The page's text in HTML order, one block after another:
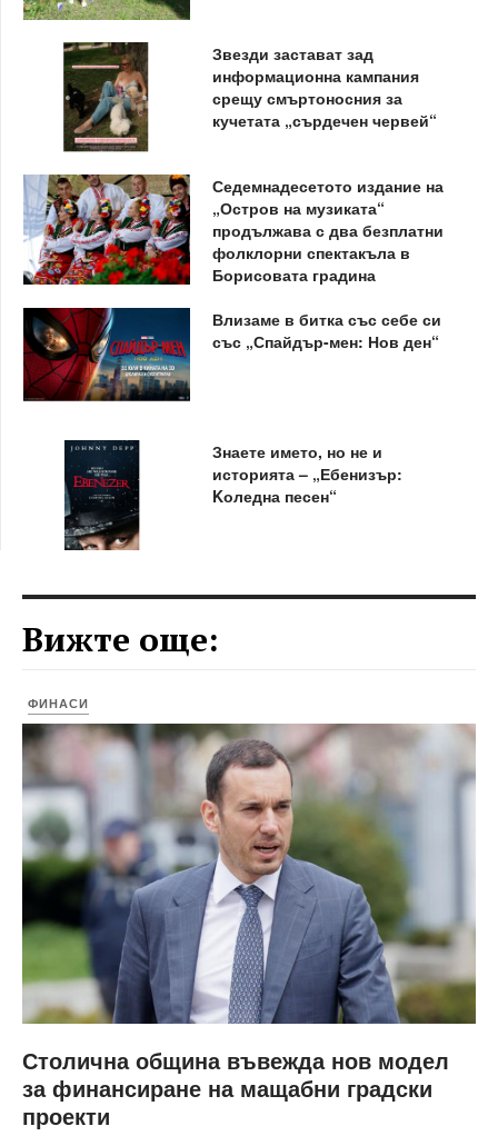
Звезди застават зад
информационна кампания
срещу смъртоносния за
кучетата „сърдечен червей“
Седемнадесетото издание на
„Остров на музиката“
продължава с два безплатни
фолклорни спектакъла в
Борисовата градина
Влизаме в битка със себе си
със „Спайдър-мен: Нов ден“
Знаете името, но не и
историята – „Ебенизър:
Kоледна песен“
Вижте още:
ФИНАСИ
Столична община въвежда нов модел
за финансиране на мащабни градски
проекти